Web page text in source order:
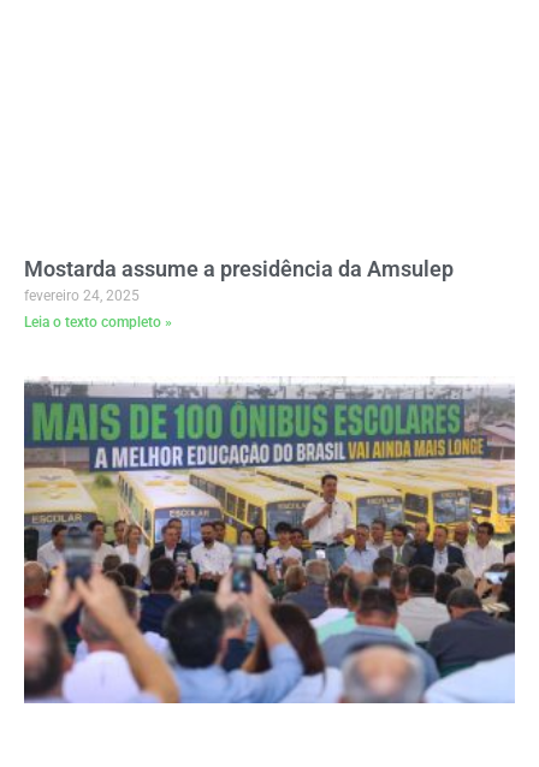
Mostarda assume a presidência da Amsulep
fevereiro 24, 2025
Leia o texto completo »